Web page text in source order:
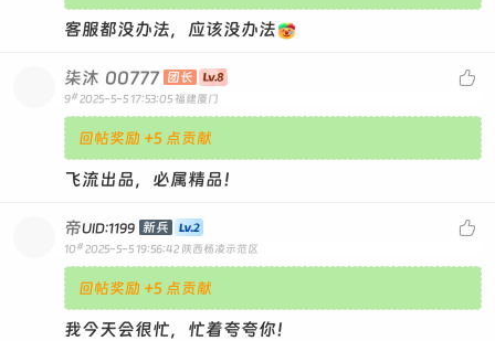
客服都没办法，应该没办法

柒沐 00777 团长
9# 2025-5-5 17:53:05 福建厦门
回帖奖励 +5 点贡献
飞流出品，必属精品！

帝UID:1199 新兵
10 # 2025-5-5 19:56:42 陕西杨凌示范区
回帖奖励 +5 点贡献
我今天会很忙，忙着夸夸你！